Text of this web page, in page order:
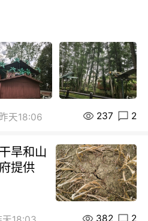
昨天18:06 237 2
旱和山
提供
382 2